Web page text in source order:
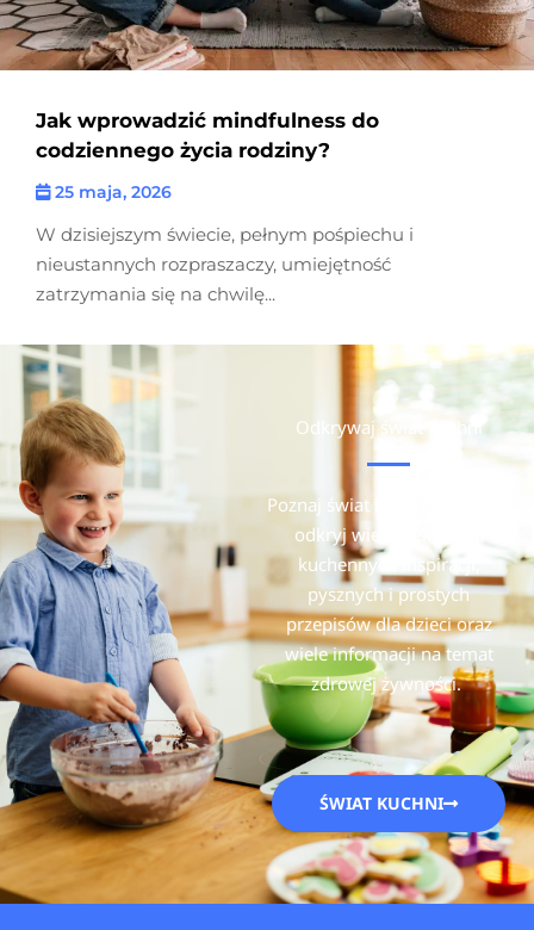
Jak wprowadzić mindfulness do
codziennego życia rodziny?
25 maja, 2026
W dzisiejszym świecie, pełnym pośpiechu i
nieustannych rozpraszaczy, umiejętność
zatrzymania się na chwilę...
Odkrywaj świat kuchni
Poznaj świat kuchni na nowo,
odkryj wiele ciekawych
kuchennych inspiracji,
pysznych i prostych
przepisów dla dzieci oraz
wiele informacji na temat
zdrowej żywności.
ŚWIAT KUCHNI